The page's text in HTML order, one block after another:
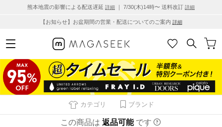
熊本地震の影響による配送遅延 詳細 ｜ 7/30(木)14時〜 送料改訂 詳細
【お知らせ】お盆期間の営業・配送についてのご案内 詳細
カテゴリ ブランド
この商品は 返品可能 です